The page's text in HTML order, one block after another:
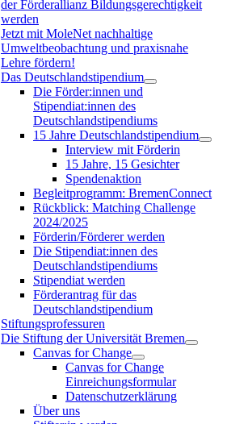
der Förderallianz Bildungsgerechtigkeit
werden
Jetzt mit MoleNet nachhaltige
Umweltbeobachtung und praxisnahe
Lehre fördern!
Das Deutschlandstipendium
Die Förder:innen und
Stipendiat:innen des
Deutschlandstipendiums
15 Jahre Deutschlandstipendium
Interview mit Förderin
15 Jahre, 15 Gesichter
Spendenaktion
Begleitprogramm: BremenConnect
Rückblick: Matching Challenge
2024/2025
Förderin/Förderer werden
Die Stipendiat:innen des
Deutschlandstipendiums
Stipendiat werden
Förderantrag für das
Deutschlandstipendium
Stiftungsprofessuren
Die Stiftung der Universität Bremen
Canvas for Change
Canvas for Change
Einreichungsformular
Datenschutzerklärung
Über uns